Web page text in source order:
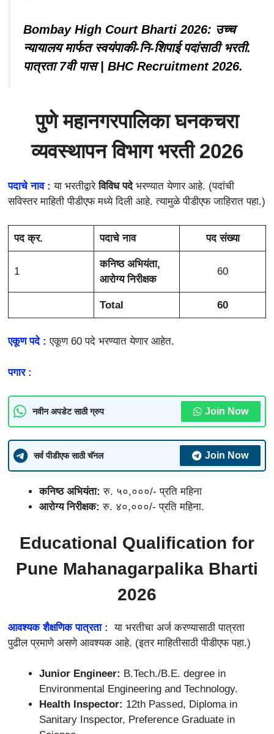
Bombay High Court Bharti 2026: उच्च
न्यायालय मार्फत स्वयंपाकी-नि-शिपाई पदांसाठी भरती.
पात्रता 7वी पास | BHC Recruitment 2026.
पुणे महानगरपालिका घनकचरा
व्यवस्थापन विभाग भरती 2026
पदाचे नाव : या भरतीद्वारेविविध पदेभरण्यात येणार आहे. (पदांची
सविस्तर माहिती पीडीएफ मध्ये दिली आहे. त्यामुळे पीडीएफ जाहिरात पहा.)
पद क्र. पदाचे नाव पद संख्या
1
कनिष्ठ अभियंता,
आरोग्य निरीक्षक
60
Total 60
एकूण पदे :एकूण 60 पदे भरण्यात येणार आहेत.
पगार :
नवीन अपडेट साठी ग्रुप Join Now
सर्व पीडीएफ साठी चॅनल Join Now
कनिष्ठ अभियंता: रु. ५०,०००/- प्रति महिना
आरोग्य निरीक्षक: रु. ४०,०००/- प्रति महिना.
Educational Qualification for
Pune Mahanagarpalika Bharti
2026
आवश्यक शैक्षणिक पात्रता : या भरतीचा अर्ज करण्यासाठी पात्रता
पुढील प्रमाणे असणे आवश्यक आहे. (इतर माहितीसाठी पीडीएफ पहा.)
Junior Engineer: B.Tech./B.E. degree in
Environmental Engineering and Technology.
Health Inspector: 12th Passed, Diploma in
Sanitary Inspector, Preference Graduate in